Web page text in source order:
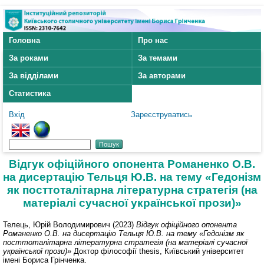
Головна
Про нас
За роками
За темами
За відділами
За авторами
Статистика
Вхід Зареєструватись
Відгук офіційного опонента Романенко О.В.
на дисертацію Тельця Ю.В. на тему «Гедонізм
як посттоталітарна літературна стратегія (на
матеріалі сучасної української прози)»
Телець, Юрій Володимирович (2023) Відгук офіційного опонента
Романенко О.В. на дисертацію Тельця Ю.В. на тему «Гедонізм як
посттоталітарна літературна стратегія (на матеріалі сучасної
української прози)» Доктор філософії thesis, Київський університет
імені Бориса Грінченка.